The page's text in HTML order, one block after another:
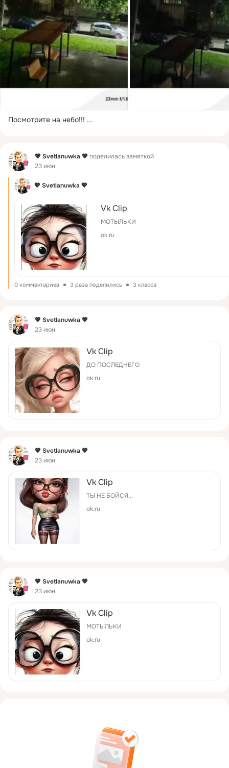
Посмотрите на небо!!! ...
Фид 💖 Svetlanuwka 💖 поделилась заметкой
23 июн
💖 Svetlanuwka 💖
Vk Clip
МОТЫЛЬКИ
ok.ru
0 комментариев 3 раза поделились 3 класса
Фид
💖 Svetlanuwka 💖
23 июн
Vk Clip
ДО ПОСЛЕДНЕГО
ok.ru
Фид
💖 Svetlanuwka 💖
23 июн
Vk Clip
ТЫ НЕ БОЙСЯ...
ok.ru
Фид
💖 Svetlanuwka 💖
23 июн
Vk Clip
МОТЫЛЬКИ
ok.ru